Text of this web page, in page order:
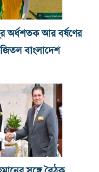
অর্ধশতক আর বর্ষণের
জিতল বাংলাদেশ